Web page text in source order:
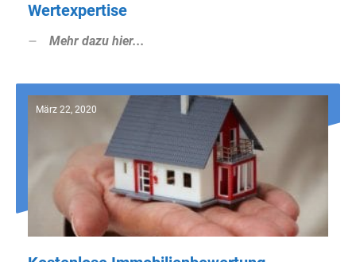
Wertexpertise
Mehr dazu hier...
März 22, 2020